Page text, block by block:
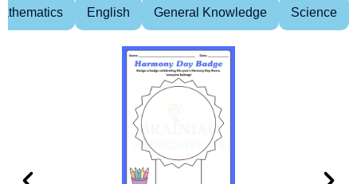
English General Knowledge Science